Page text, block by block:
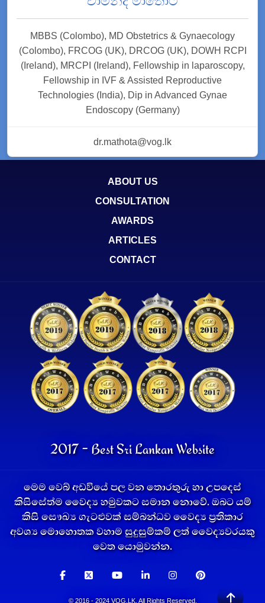
MBBS (Colombo), MD Obstetrics & Gynaecology
(Colombo), FRCOG (UK), DRCOG (UK), DOWH RCPI
(Ireland), MRCPI (Ireland), Fellowship in laparoscopy,
Fellowship in IVF & Assisted Reproductive
Technologies (India), Dip in Advanced Gynae
Endoscopy (Germany)
dr.mathota@vog.lk
ABOUT US
CONSULTATION
AWARDS
ARTICLES
CONTACT
2017 - Best Sri Lankan Website
මෙම වෙබ් අඩවියේ පල වන තොරතුරු හා උපදෙස්
කිසිසේත්ම වෛද්‍ය හමුවකට සමාන නොවේ. ඔබට යම්
කිසි සෞඛ්‍ය ගැටළුවක් සම්බන්ධව වෛද්‍ය ප්‍රතිකාර
අවශ්‍ය මොහොතක වහාම සුදුසුම්කම් ලත් වෛද්‍යවරයකු
වෙත යොමුවන්න.
© 2016 - 2024 VOG.LK. All Rights Reserved.